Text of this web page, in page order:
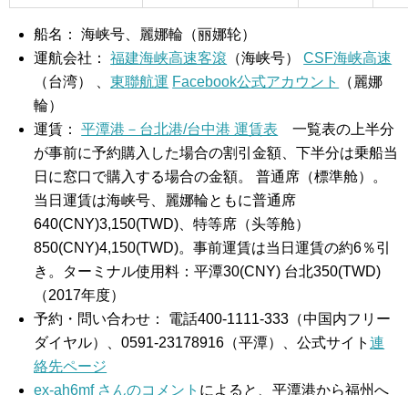
船名： 海峡号、麗娜輪（丽娜轮）
運航会社：福建海峡高速客滾 （海峡号）CSF海峡高速
（台湾） 、東聯航運 Facebook公式アカウント
（麗娜
輪）
運賃：平潭港－台北港/台中港 運賃表 一覧表の上半分
が事前に予約購入した場合の割引金額、下半分は乗船当
日に窓口で購入する場合の金額。 普通席（標準舱）。
当日運賃は海峡号、麗娜輪ともに普通席
640(CNY)3,150(TWD)、特等席（头等舱）
850(CNY)4,150(TWD)。事前運賃は当日運賃の約6％引
き。ターミナル使用料：平潭30(CNY) 台北350(TWD)
（2017年度）
予約・問い合わせ： 電話400-1111-333（中国内フリー
ダイヤル）、0591-23178916（平潭）、公式サイト連
絡先ページ
ex-ah6mf さんのコメント によると、平潭港から福州へ